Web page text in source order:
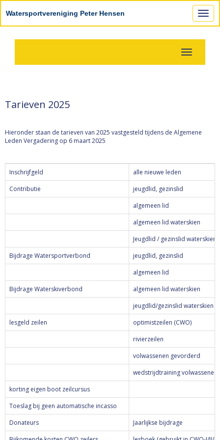
Watersportvereniging Peter Hensen
Toggle
Tarieven 2025
Hieronder staan de tarieven van 2025 vastgesteld tijdens de Algemene
Leden Vergadering op 6 maart 2025
Inschrijfgeld
alle nieuwe leden
Contributie
jeugdlid, gezinslid
algemeen lid
algemeen lid waterskien
Jeugdlid / gezinslid waterskien
Bijdrage Watersportverbond
jeugdlid, gezinslid
algemeen lid
Bijdrage Waterskiverbond
algemeen lid waterskien
jeugdlid/gezinslid waterskien
lesgeld zeilen
optimistzeilen (CWO)
rivierzeilen
volwassenen gevorderd
wedstrijdtraining volwassenen
korting eigen boot zeilcursus
Toeslag bij geen automatische incasso
Donateurs
Jaarlijkse bijdrage